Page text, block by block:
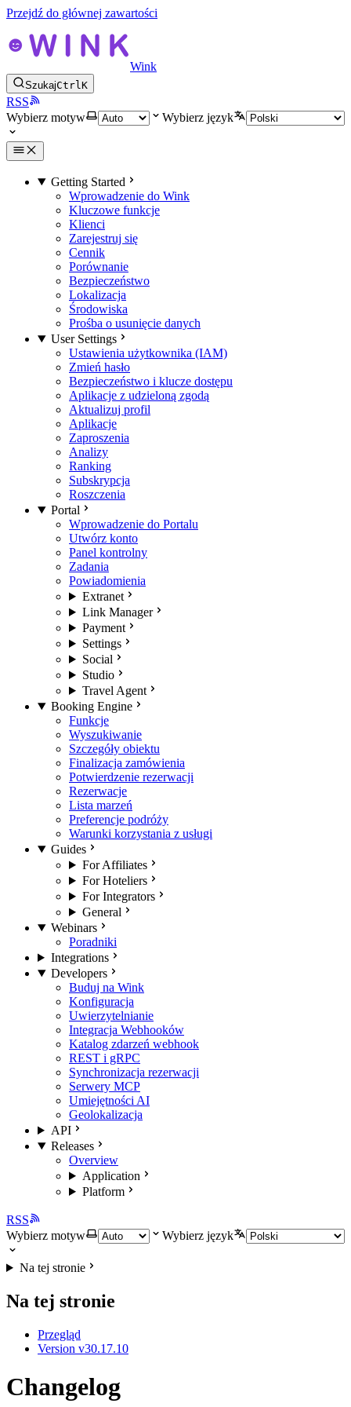
Przejdź do głównej zawartości
Wink
SzukajCtrlK
RSS
Wybierz motyw
Wybierz język
Getting Started
Wprowadzenie do Wink
Kluczowe funkcje
Klienci
Zarejestruj się
Cennik
Porównanie
Bezpieczeństwo
Lokalizacja
Środowiska
Prośba o usunięcie danych
User Settings
Ustawienia użytkownika (IAM)
Zmień hasło
Bezpieczeństwo i klucze dostępu
Aplikacje z udzieloną zgodą
Aktualizuj profil
Aplikacje
Zaproszenia
Analizy
Ranking
Subskrypcja
Roszczenia
Portal
Wprowadzenie do Portalu
Utwórz konto
Panel kontrolny
Zadania
Powiadomienia
Extranet
Link Manager
Payment
Settings
Social
Studio
Travel Agent
Booking Engine
Funkcje
Wyszukiwanie
Szczegóły obiektu
Finalizacja zamówienia
Potwierdzenie rezerwacji
Rezerwacje
Lista marzeń
Preferencje podróży
Warunki korzystania z usługi
Guides
For Affiliates
For Hoteliers
For Integrators
General
Webinars
Poradniki
Integrations
Developers
Buduj na Wink
Konfiguracja
Uwierzytelnianie
Integracja Webhooków
Katalog zdarzeń webhook
REST i gRPC
Synchronizacja rezerwacji
Serwery MCP
Umiejętności AI
Geolokalizacja
API
Releases
Overview
Application
Platform
RSS
Wybierz motyw
Wybierz język
Na tej stronie
Na tej stronie
Przegląd
Version v30.17.10
Changelog